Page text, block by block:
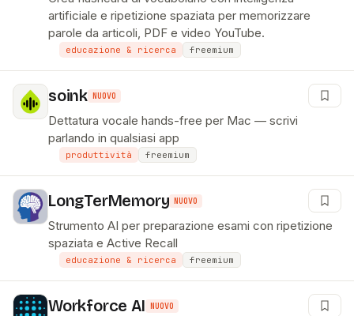
artificiale e ripetizione spaziata per memorizzare
parole da articoli, PDF e video YouTube.
educazione & ricerca freemium
soink NUOVO
Dettatura vocale hands-free per Mac — scrivi
parlando in qualsiasi app
produttività freemium
LongTerMemory NUOVO
Strumento AI per preparazione esami con ripetizione
spaziata e Active Recall
educazione & ricerca freemium
Workforce AI NUOVO